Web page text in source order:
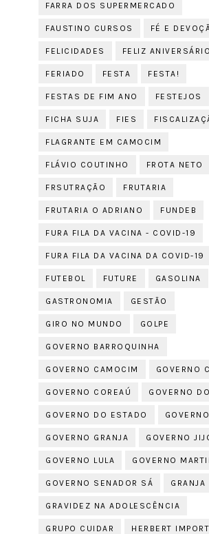
FARRA DOS SUPERMERCADO
FAUSTINO CURSOS FÉ E
FELICIDADES FELIZ
FERIADO FESTA FESTA!
FESTAS DE FIM ANO FESTEJOS
FICHA SUJA FIES
FLAGRANTE EM CAMOCIM
FLÁVIO COUTINHO FROTA NETO
FRSUTRAÇÃO FRUTARIA
FRUTARIA O ADRIANO FUNDEB
FURA FILA DA VACINA - COVID-19
FURA FILA DA VACINA DA COVID-19
FUTEBOL FUTURE GASOLINA
GASTRONOMIA GESTÃO
GIRO NO MUNDO GOLPE
GOVERNO BARROQUINHA
GOVERNO CAMOCIM GOVERNO
GOVERNO COREAÚ GOVERNO
GOVERNO DO ESTADO
GOVERNO GRANJA GOVERNO
GOVERNO LULA GOVERNO
GOVERNO SENADOR SÁ GRANJA
GRAVIDEZ NA ADOLESCÊNCIA
GRUPO CUIDAR HERBERT